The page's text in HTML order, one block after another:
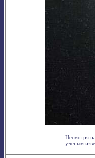
Несмотря
ученым